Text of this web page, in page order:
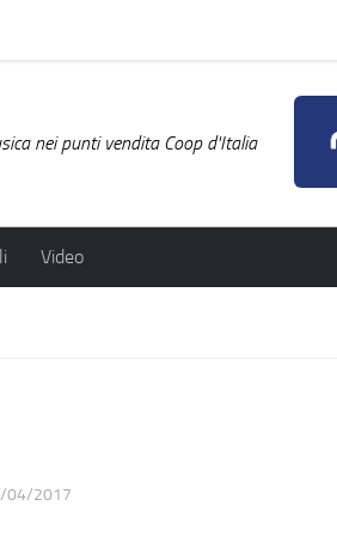
nei punti vendita Coop d'Italia
Video
04/2017